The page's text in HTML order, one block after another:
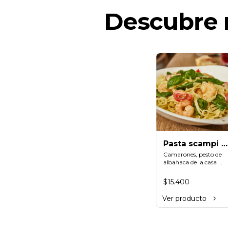
Descubre
Pasta scampi e
spinaci
Camarones, pesto de
albahaca de la casa
parmesano, mezclado
con hojas de espinaca
$15.400
Ver producto